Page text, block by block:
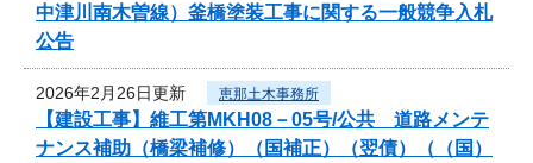
中津川南木曽線）釜橋塗装工事に関する一般競争入札
公告
2026年2月26日更新 恵那土木事務所
【建設工事】維工第MKH08－05号/公共 道路メンテ
ナンス補助（橋梁補修）（国補正）（翌債）（（国）